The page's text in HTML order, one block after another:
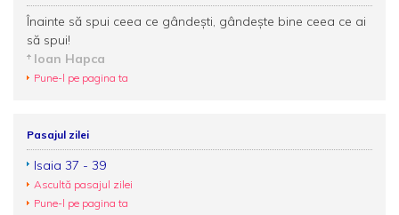
Înainte să spui ceea ce gândești, gândește bine ceea ce ai
să spui!
Ioan Hapca
Pune-l pe pagina ta
Pasajul zilei
Isaia 37 - 39
Ascultă pasajul zilei
Pune-l pe pagina ta